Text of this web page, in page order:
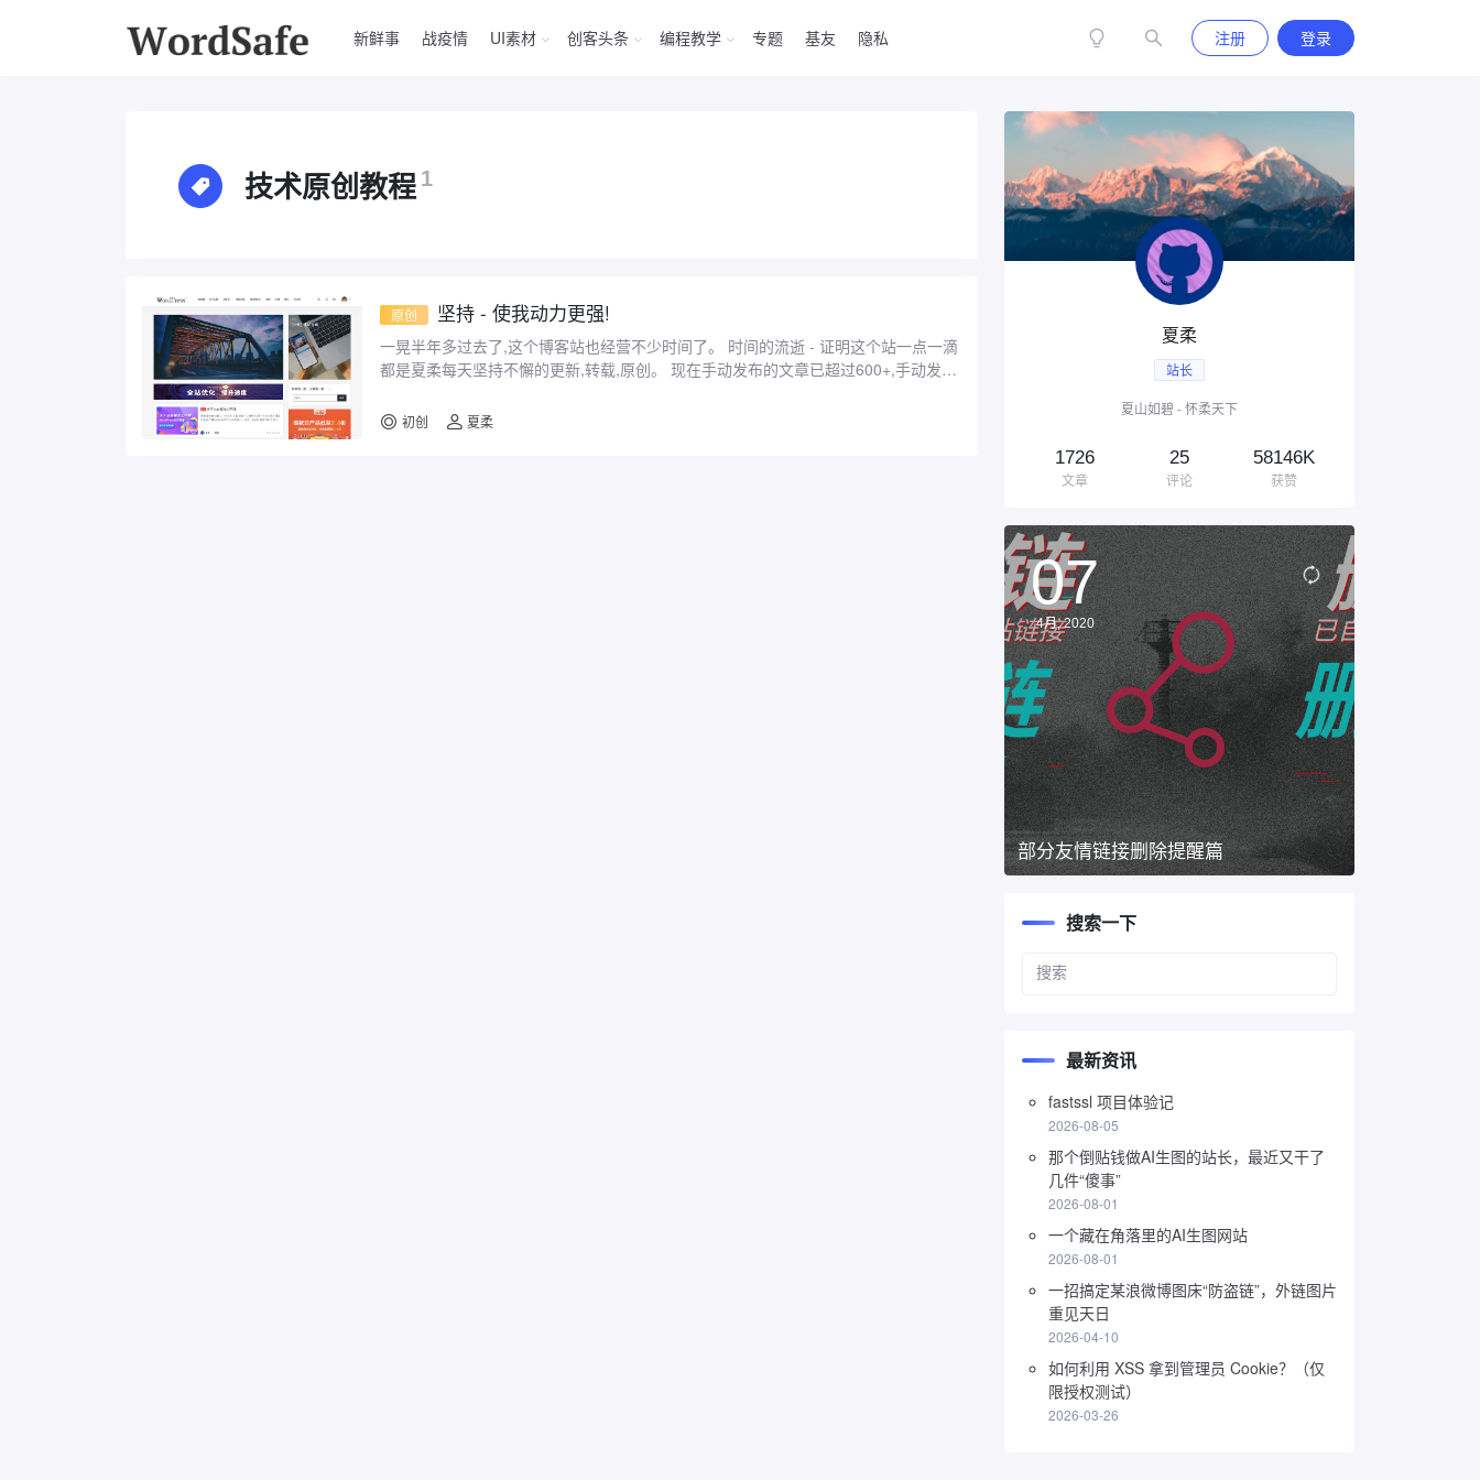
新鲜事 战疫情 UI素材 创客头条 编程教学 专题 基友 隐私 注册 登录
技术原创教程 1
原创 坚持 - 使我动力更强!
一晃半年多过去了,这个博客站也经营不少时间了。 时间的流逝 - 证明这个站一点一滴
都是夏柔每天坚持不懈的更新,转载,原创。 现在手动发布的文章已超过600+,手动发布
初创 夏柔
夏柔
站长
夏山如碧 - 怀柔天下
1726
文章
25
评论
58146K
获赞
07
4月, 2020
部分友情链接删除提醒篇
搜索一下
最新资讯
fastssl 项目体验记
2026-08-05
那个倒贴钱做AI生图的站长，最近又干了
几件“傻事”
2026-08-01
一个藏在角落里的AI生图网站
2026-08-01
一招搞定某浪微博图床“防盗链”，外链图片
重见天日
2026-04-10
如何利用 XSS 拿到管理员 Cookie？（仅
限授权测试）
2026-03-26